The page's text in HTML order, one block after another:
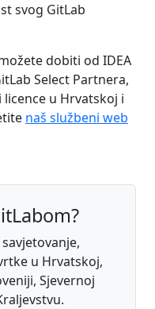
svog GitLab
dobiti od IDEA
Select Partnera,
u Hrvatskoj i
naš službeni web
u Hrvatskoj,
Sjevernoj